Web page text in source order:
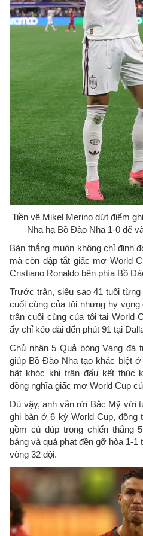
Tiền vệ Mikel Merino dứt điểm
Nha hạ Bồ Đào Nha 1-0 để
Bàn thắng muộn không chỉ định
mà còn dập tắt giấc mơ World
Cristiano Ronaldo bên phía Bồ
Trước trận, siêu sao 41 tuổi
cuối cùng của tôi nhưng hy
trận cuối cùng của tôi tại World
ấy chỉ kéo dài đến phút 91 tại
Chủ nhân 5 Quả bóng Vàng đá
giúp Bồ Đào Nha tạo khác biệt
bật khóc khi trận đấu kết thúc
đồng nghĩa giấc mơ World Cup
Dù vậy, anh vẫn rời Bắc Mỹ với
ghi bàn ở 6 kỳ World Cup, đồng
gồm cú đúp trong chiến thắng
bảng và quả phạt đền gỡ hòa 1-1
vòng 32 đội.